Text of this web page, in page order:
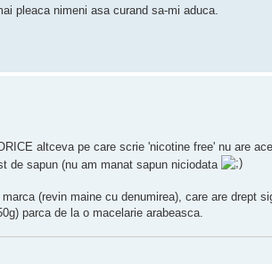
pleaca nimeni asa curand sa-mi aduca.
altceva pe care scrie 'nicotine free' nu are
de sapun (nu am manat sapun niciodata
(revin maine cu denumirea), care are drept
parca de la o macelarie arabeasca.